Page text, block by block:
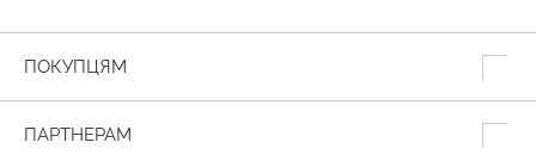
ПОКУПЦЯМ
ПАРТНЕРАМ